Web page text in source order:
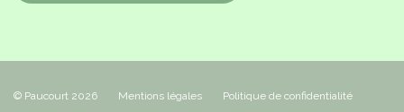
© Paucourt 2026 Mentions légales
Politique de confidentialité